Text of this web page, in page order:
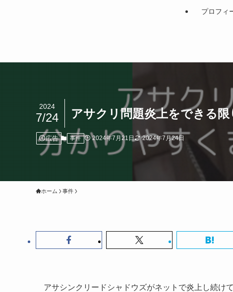
プロフィ
アサクリ問題炎上をできる
2024
7/24
広告 事件 2024年7月21日 2024年7月24日
ホーム 事件
アサシンクリードシャドウズがネットで炎上し続け